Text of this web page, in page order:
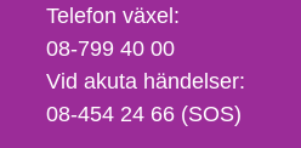
Telefon,
fax
och
e-
Telefon växel:
08-799 40 00
Vid akuta händelser:
08-454 24 66 (SOS)